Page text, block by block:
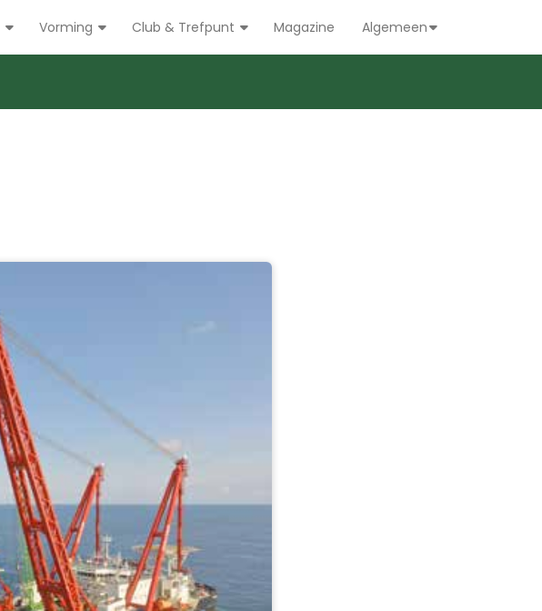
Vorming Club & Trefpunt Magazine Algemeen